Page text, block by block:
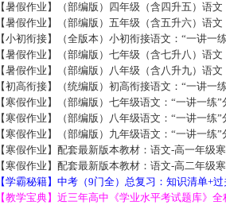
【暑假作业】（部编版）四年级（含四升五）语
【暑假作业】（部编版）五年级（含五升六）语
【小初衔接】（全版本）小初衔接语文：“一讲一
【暑假作业】（部编版）七年级（含七升八）语文
【暑假作业】（部编版）八年级（含八升九）语文
【初高衔接】（统编版）初高衔接语文：“一讲一
【寒假作业】（部编版）七年级语文：“一讲一练”
【寒假作业】（部编版）八年级语文：“一讲一练”
【寒假作业】（部编版）九年级语文：“一讲一练”
【寒假作业】配套最新版本教材：语文-高一年级
【寒假作业】配套最新版本教材：语文-高二年级
【学霸秘籍】中考（9门全）总复习：知识清单+
【教学宝典】近三年高中《学业水平考试题库》